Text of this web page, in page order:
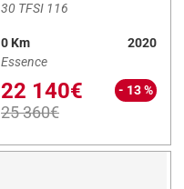
30 TFSI 116
0 Km
2020
Essence
22 140€
25 360€
- 13 %